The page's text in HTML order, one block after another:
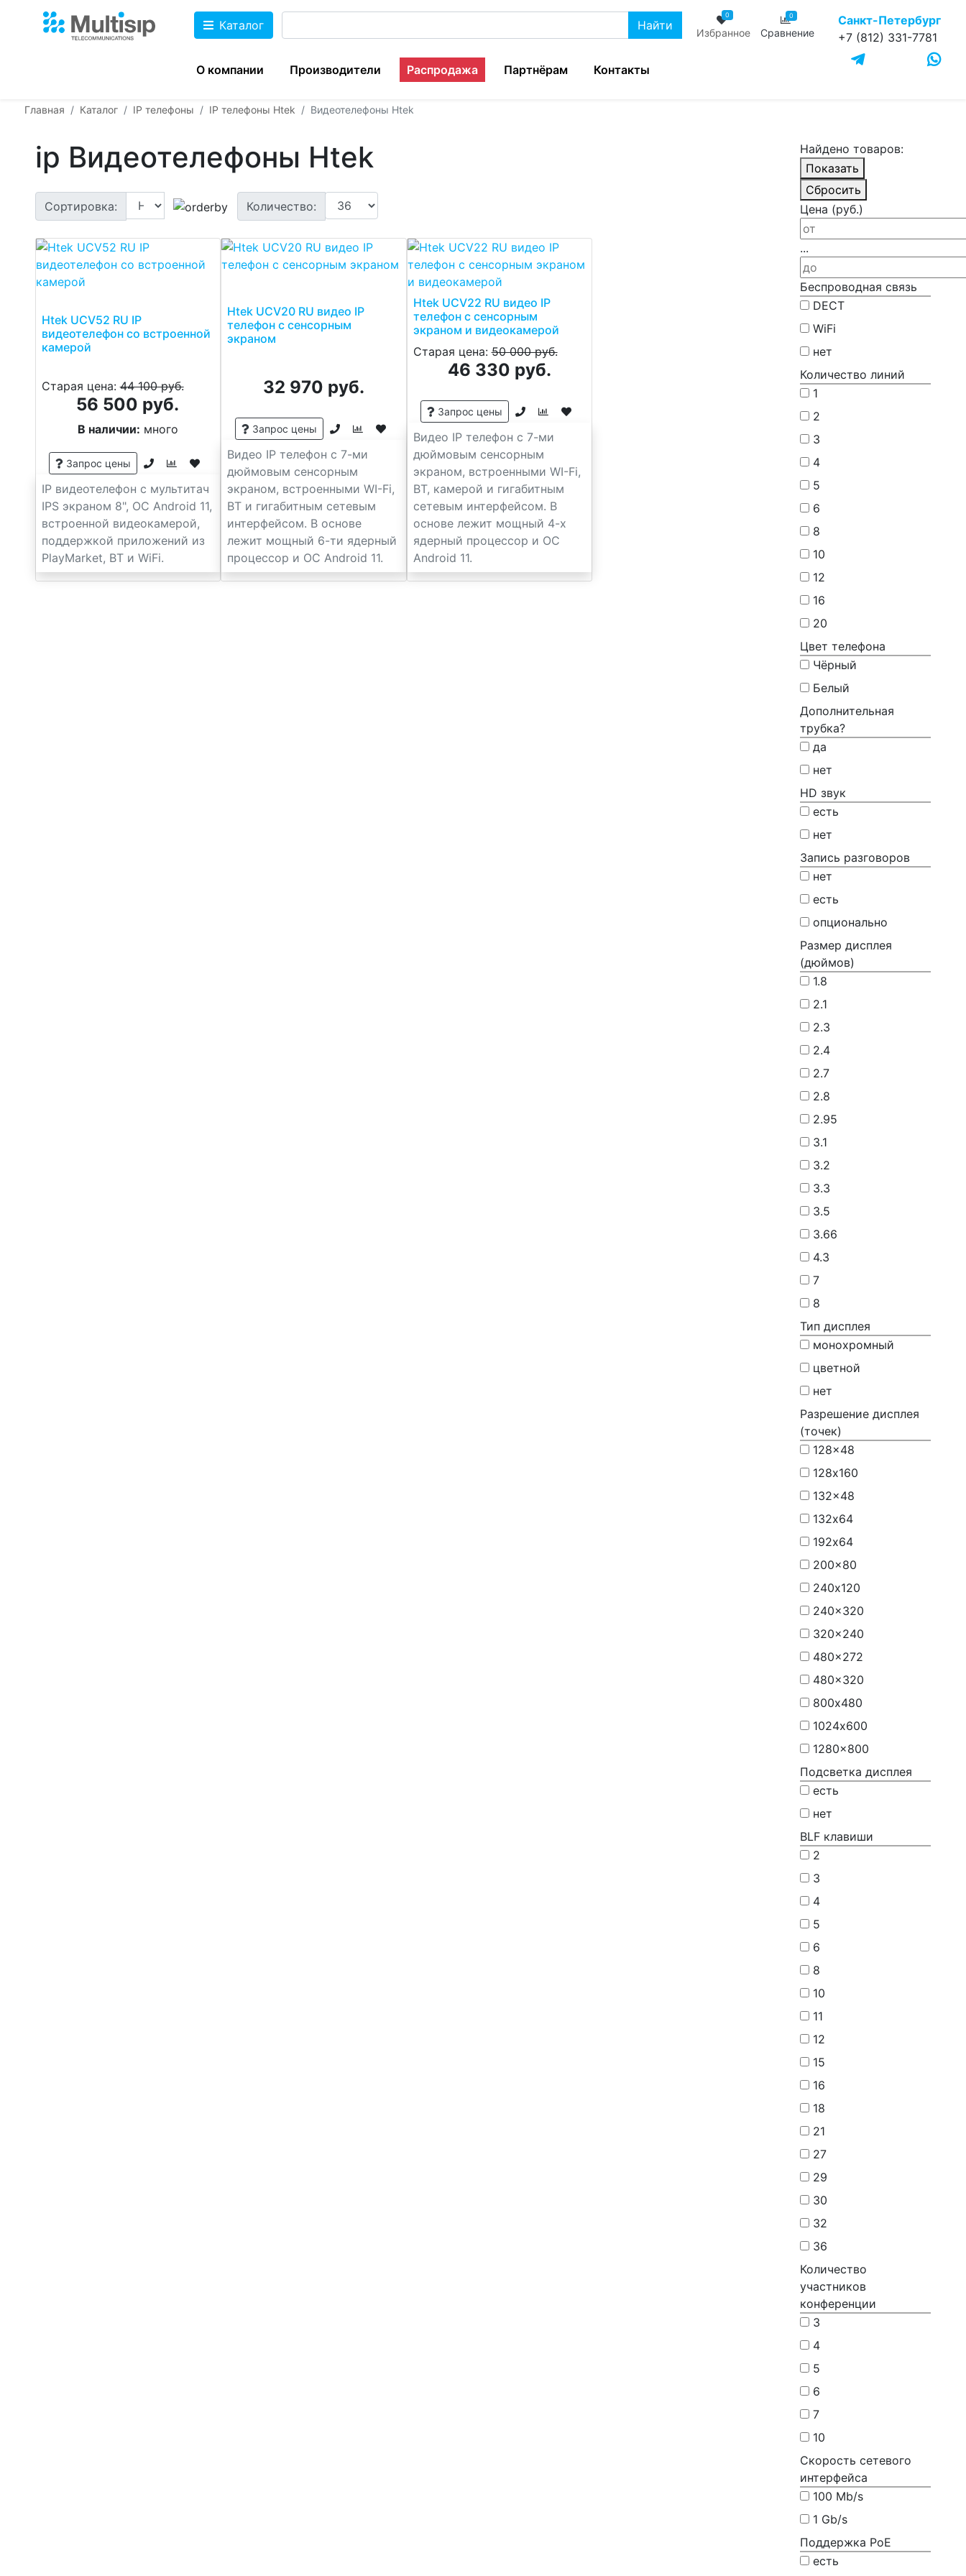
Каталог Найти
0
Избранное
0
Сравнение
Санкт-Петербург
+7 (812) 331-7781
О компании Производители Распродажа Партнёрам Контакты
Главная Каталог IP телефоны IP телефоны Htek Видеотелефоны Htek
ip Видеотелефоны Htek
Сортировка: Количество:
Htek UCV52 RU IP
видеотелефон со встроенной
камерой
Старая цена:44 100 руб.
56 500 руб.
В наличии: много
Запрос цены
IP видеотелефон с мультитач
IPS экраном 8", ОС Android 11,
встроенной видеокамерой,
поддержкой приложений из
PlayMarket, BT и WiFi.
Htek UCV20 RU видео IP
телефон с сенсорным
экраном
32 970 руб.
Запрос цены
Видео IP телефон с 7-ми
дюймовым сенсорным
экраном, встроенными WI-Fi,
BT и гигабитным сетевым
интерфейсом. В основе
лежит мощный 6-ти ядерный
процессор и ОС Android 11.
Htek UCV22 RU видео IP
телефон с сенсорным
экраном и видеокамерой
Старая цена:50 000 руб.
46 330 руб.
Запрос цены
Видео IP телефон с 7-ми
дюймовым сенсорным
экраном, встроенными WI-Fi,
BT, камерой и гигабитным
сетевым интерфейсом. В
основе лежит мощный 4-х
ядерный процессор и ОС
Android 11.
Найдено товаров:
Показать
Сбросить
Цена (руб.)
...
Беспроводная связь
DECT
WiFi
нет
Количество линий
1
2
3
4
5
6
8
10
12
16
20
Цвет телефона
Чёрный
Белый
Дополнительная
трубка?
да
нет
HD звук
есть
нет
Запись разговоров
нет
есть
опционально
Размер дисплея
(дюймов)
1.8
2.1
2.3
2.4
2.7
2.8
2.95
3.1
3.2
3.3
3.5
3.66
4.3
7
8
Тип дисплея
монохромный
цветной
нет
Разрешение дисплея
(точек)
128x48
128х160
132x48
132х64
192х64
200x80
240х120
240x320
320x240
480x272
480x320
800х480
1024х600
1280x800
Подсветка дисплея
есть
нет
BLF клавиши
2
3
4
5
6
8
10
11
12
15
16
18
21
27
29
30
32
36
Количество
участников
конференции
3
4
5
6
7
10
Скорость сетевого
интерфейса
100 Mb/s
1 Gb/s
Поддержка PoE
есть